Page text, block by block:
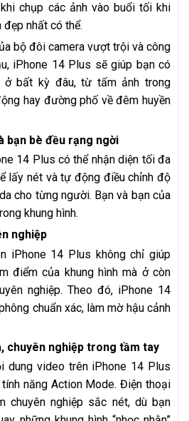
chụp các ảnh vào buổi tối khi
nhất có thể.
bộ đôi camera vượt trội và công
iPhone 14 Plus sẽ giúp bạn có
ở bất kỳ đâu, từ tấm ảnh trong
hay đường phố về đêm huyền
bạn bè đều rạng ngời
14 Plus có thể nhận diện tối đa
lấy nét và tự động điều chỉnh độ
cho từng người. Bạn và bạn của
khung hình.
nghiệp
iPhone 14 Plus không chỉ giúp
điểm của khung hình mà ở còn
nghiệp. Theo đó, iPhone 14
chuẩn xác, làm mờ hậu cảnh
chuyên nghiệp trong tầm tay
dung video trên iPhone 14 Plus
năng Action Mode. Điện thoại
chuyên nghiệp sắc nét, dù bạn